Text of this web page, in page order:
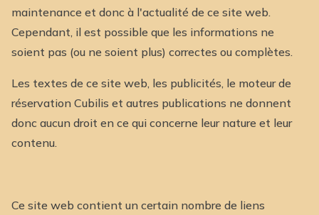
maintenance et donc à l'actualité de ce site web.
Cependant, il est possible que les informations ne
soient pas (ou ne soient plus) correctes ou complètes.
Les textes de ce site web, les publicités, le moteur de
réservation Cubilis et autres publications ne donnent
donc aucun droit en ce qui concerne leur nature et leur
contenu.
Ce site web contient un certain nombre de liens